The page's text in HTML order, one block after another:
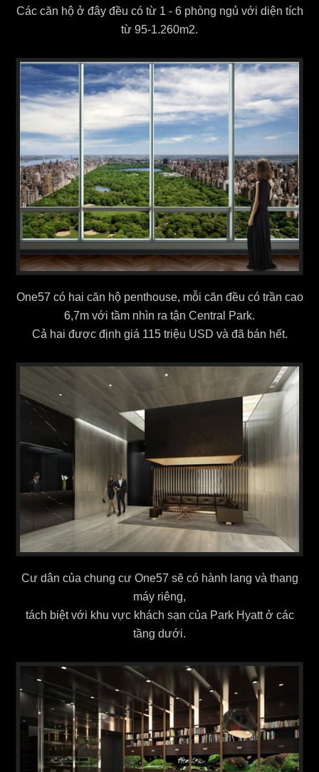
Các căn hộ ở đây đều có từ 1 - 6 phòng ngủ với diện tích
từ 95-1.260m2.
One57 có hai căn hộ penthouse, mỗi căn đều có trần cao
6,7m với tầm nhìn ra tận Central Park.
Cả hai được định giá 115 triệu USD và đã bán hết.
Cư dân của chung cư One57 sẽ có hành lang và thang
máy riêng,
tách biệt với khu vực khách sạn của Park Hyatt ở các
tầng dưới.